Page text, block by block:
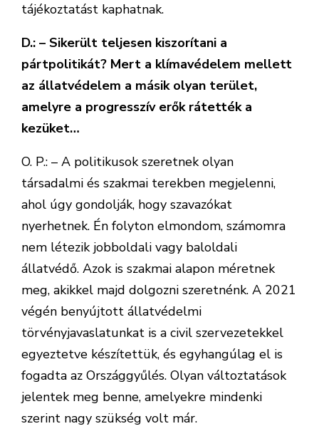
tájékoztatást kaphatnak.
D.: – Sikerült teljesen kiszorítani a
pártpolitikát? Mert a klímavédelem mellett
az állatvédelem a másik olyan terület,
amelyre a progresszív erők rátették a
kezüket…
O. P.: – A politikusok szeretnek olyan
társadalmi és szakmai terekben megjelenni,
ahol úgy gondolják, hogy szavazókat
nyerhetnek. Én folyton elmondom, számomra
nem létezik jobboldali vagy baloldali
állatvédő. Azok is szakmai alapon méretnek
meg, akikkel majd dolgozni szeretnénk. A 2021
végén benyújtott állatvédelmi
törvényjavaslatunkat is a civil szervezetekkel
egyeztetve készítettük, és egyhangúlag el is
fogadta az Országgyűlés. Olyan változtatások
jelentek meg benne, amelyekre mindenki
szerint nagy szükség volt már.